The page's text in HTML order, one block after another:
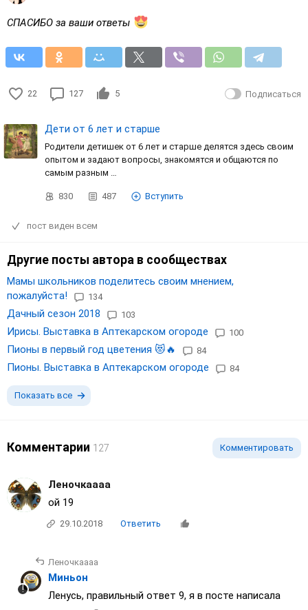
СПАСИБО за ваши ответы
22 127 5 Подписаться
Дети от 6 лет и старше
Родители детишек от 6 лет и старше делятся здесь своим
опытом и задают вопросы, знакомятся и общаются по
самым разным …
830 487 Вступить
пост виден всем
Другие посты автора в сообществах
Мамы школьников поделитесь своим мнением,
пожалуйста!
134
Дачный сезон 2018 103
Ирисы. Выставка в Аптекарском огороде 100
Пионы в первый год цветения 😻🔥 84
Пионы. Выставка в Аптекарском огороде 84
Показать все
Комментарии 127 Комментировать
Леночкаааа
ой 19
29.10.2018 Ответить
Леночкаааа
Миньон
Ленусь, правильный ответ 9, я в посте написала